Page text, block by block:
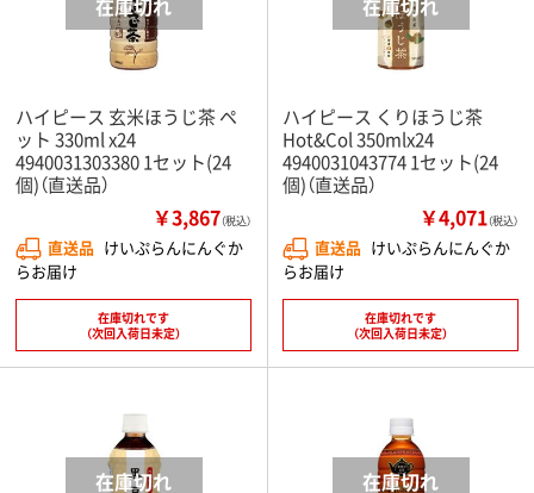
ハイピース 玄米ほうじ茶 ペ
ット 330ml x24
4940031303380 1セット(24
個)（直送品）
￥3,867（税込）
直送品 けいぷらんにんぐか
らお届け
在庫切れです
（次回入荷日未定）
ハイピース くりほうじ茶
Hot&Col 350mlx24
4940031043774 1セット(24
個)（直送品）
￥4,071（税込）
直送品 けいぷらんにんぐか
らお届け
在庫切れです
（次回入荷日未定）